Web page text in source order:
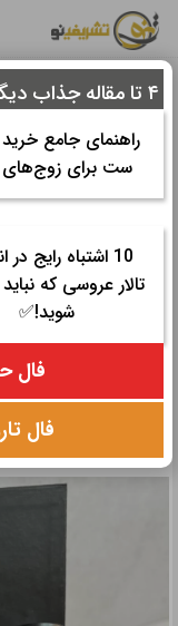
خانه >همایش و
عشقم
تاریخ
در روز مرد، هدیه‌ای
باشد. برای عشقی که
از محبت و توجه را
۴ تا مقاله جذاب دیگه برات آماده کردیم!
راهنمای جامع
ست برای
10 اشتباه رایج
تالار عروسی که
شوید!✅
فال
فال